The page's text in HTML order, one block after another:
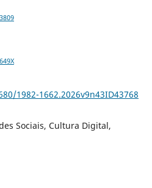
1982-1662.2026v9n43ID43768
Sociais, Cultura Digital,